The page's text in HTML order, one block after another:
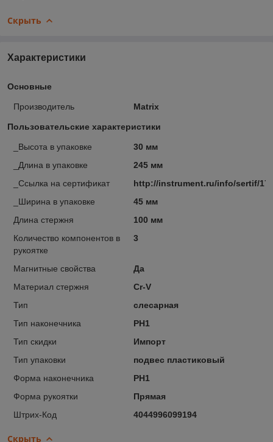
Скрыть
Характеристики
Основные
Производитель Matrix
Пользовательские характеристики
_Высота в упаковке
30 мм
_Длина в упаковке
245 мм
_Ссылка на сертификат
http://instrument.ru/info/sertif/
_Ширина в упаковке
45 мм
Длина стержня
100 мм
Количество компонентов в
рукоятке
3
Магнитные свойства
Да
Материал стержня
Cr-V
Тип
слесарная
Тип наконечника
PH1
Тип скидки
Импорт
Тип упаковки
подвес пластиковый
Форма наконечника
PH1
Форма рукоятки
Прямая
Штрих-Код
4044996099194
Скрыть